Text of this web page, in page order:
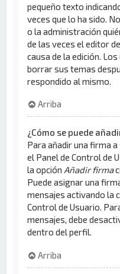
pequeño texto
veces que lo ha sido.
o la administración
de las veces el editor
causa de la edición.
borrar sus temas
respondido al mismo.
Arriba
¿Cómo se puede
Para añadir una firma
el Panel de Control de
la opción Añadir firma
Puede asignar una
mensajes activando la
Control de Usuario.
mensajes, debe
dentro del perfil.
Arriba